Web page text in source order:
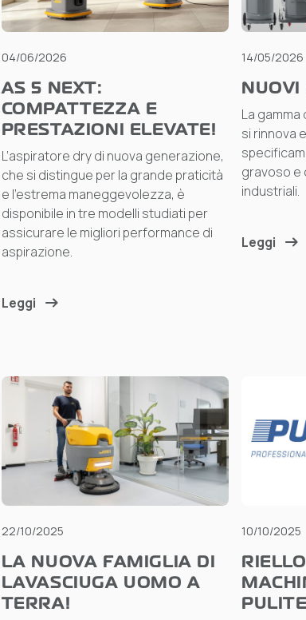
04/06/2026
AS 5 NEXT:
COMPATTEZZA E
PRESTAZIONI ELEVATE!
L’aspiratore dry di nuova generazione,
che si distingue per la grande praticità
e l’estrema maneggevolezza, è
disponibile in tre modelli studiati per
assicurare le migliori performance di
aspirazione.
Leggi
14/05/2026
NUOVI
La gamma
si rinnova
gravoso e
industriali.
Leggi
22/10/2025
LA NUOVA FAMIGLIA DI
LAVASCIUGA UOMO A
TERRA!
10/10/2025